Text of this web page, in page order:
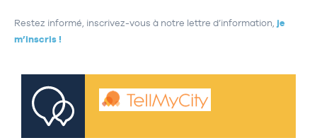
Restez informé, inscrivez-vous à notre lettre d’information, je
m’inscris !